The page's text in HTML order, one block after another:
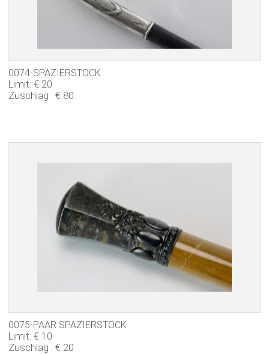
0074-SPAZIERSTOCK
Limit: € 20
Zuschlag : € 80
0075-PAAR SPAZIERSTOCK
Limit: € 10
Zuschlag : € 20